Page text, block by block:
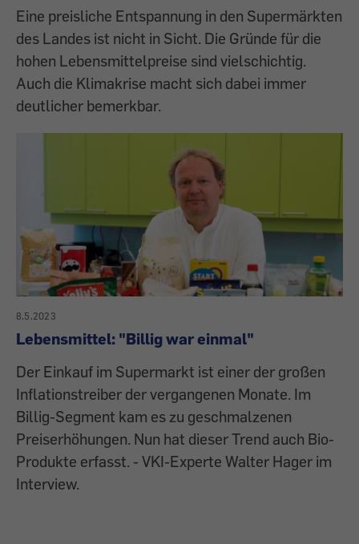
Eine preisliche Entspannung in den Supermärkten
des Landes ist nicht in Sicht. Die Gründe für die
hohen Lebensmittelpreise sind vielschichtig.
Auch die Klimakrise macht sich dabei immer
deutlicher bemerkbar.
8.5.2023
Lebensmittel: "Billig war einmal"
Der Einkauf im Supermarkt ist einer der großen
Inflationstreiber der vergangenen Monate. Im
Billig-Segment kam es zu geschmalzenen
Preiserhöhungen. Nun hat dieser Trend auch Bio-
Produkte erfasst. - VKI-Experte Walter Hager im
Interview.